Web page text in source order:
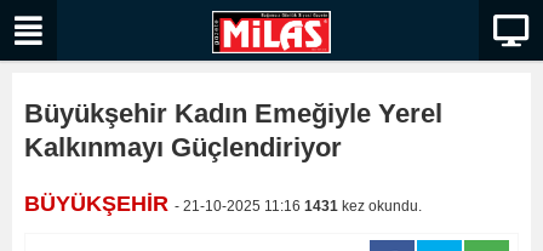
Büyükşehir Kadın Emeğiyle Yerel
Kalkınmayı Güçlendiriyor
BÜYÜKŞEHİR - 21-10-2025 11:16 1431 kez okundu.